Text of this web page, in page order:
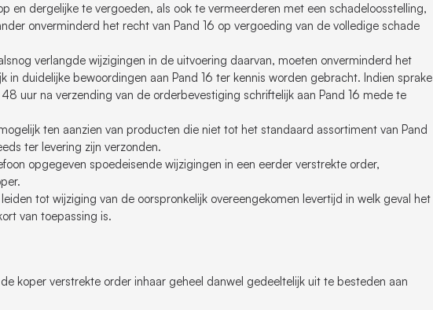
en dergelijke te vergoeden, als ook te vermeerderen met een schadeloosstelling,
onverminderd het recht van Pand 16 op vergoeding van de volledige schade
verlangde wijzigingen in de uitvoering daarvan, moeten onverminderd het
in duidelijke bewoordingen aan Pand 16 ter kennis worden gebracht. Indien sprake
uur na verzending van de orderbevestiging schriftelijk aan Pand 16 mede te
ten aanzien van producten die niet tot het standaard assortiment van Pand
ter levering zijn verzonden.
opgegeven spoedeisende wijzigingen in een eerder verstrekte order,
tot wijziging van de oorspronkelijk overeengekomen levertijd in welk geval het
van toepassing is.
koper verstrekte order inhaar geheel danwel gedeeltelijk uit te besteden aan